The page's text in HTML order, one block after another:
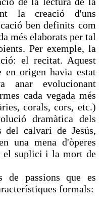
la creació d'uns
ben definits com
més elaborats per tal
Per exemple, la
el recitat. Aquest
en origen havia estat
anar evolucionant
cada vegada més
corals, cors, etc.)
dramàtica dels
del calvari de Jesús,
una mena d'òperes
el suplici i la mort de
de passions que es
formals: